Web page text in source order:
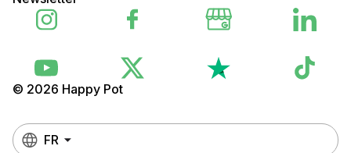
© 2026 Happy Pot
FR